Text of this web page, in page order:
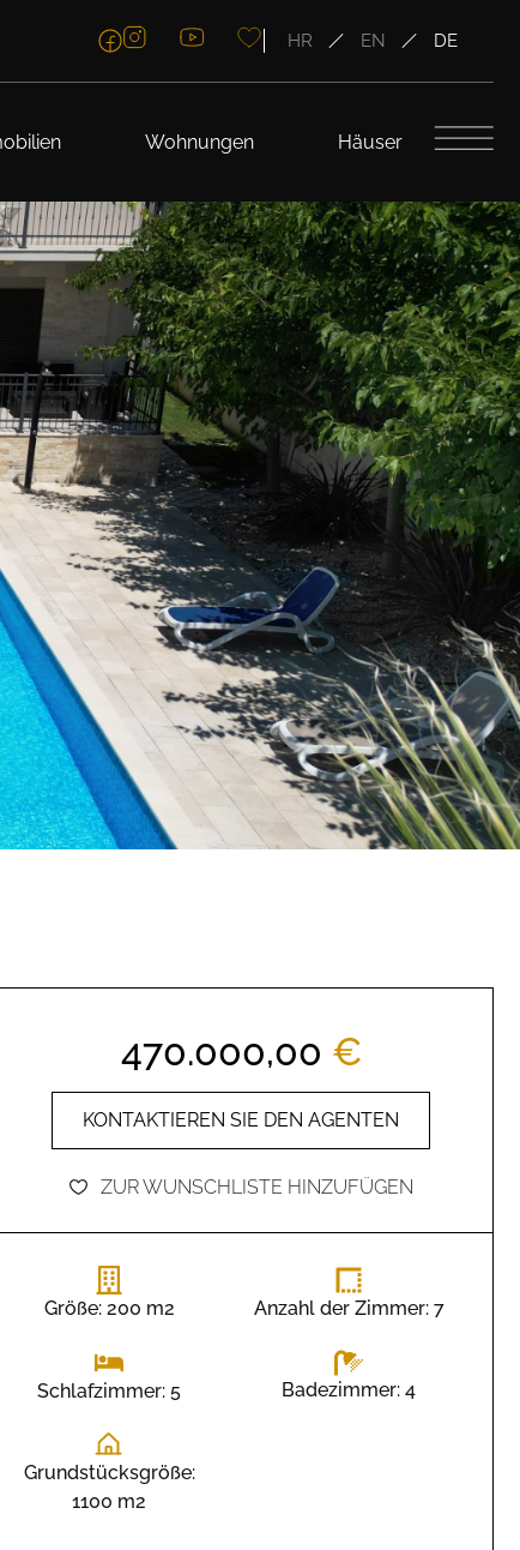
HR EN DE
Wohnungen Häuser
470.000,00 €
KONTAKTIEREN SIE DEN AGENTEN
ZUR WUNSCHLISTE HINZUFÜGEN
Größe: 200 m2 Anzahl der Zimmer: 7
Schlafzimmer: 5 Badezimmer: 4
Grundstücksgröße:
1100 m2